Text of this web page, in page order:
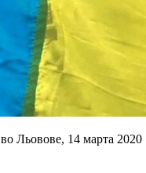
Льовове, 14 марта 2020